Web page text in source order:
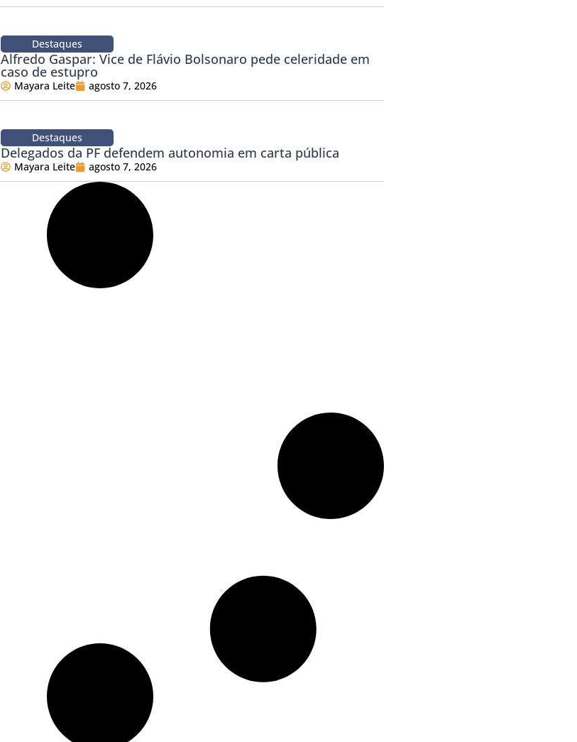
Destaques
Alfredo Gaspar: Vice de Flávio Bolsonaro pede celeridade em
caso de estupro
Mayara Leite agosto 7, 2026
Destaques
Delegados da PF defendem autonomia em carta pública
Mayara Leite agosto 7, 2026